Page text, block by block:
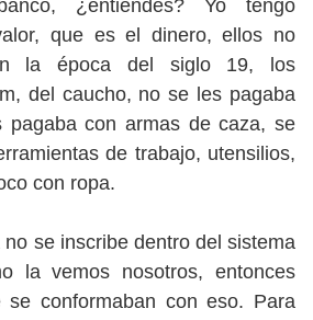
¿entiendes? Yo tengo
que es el dinero, ellos no
la época del siglo 19, los
del caucho, no se les pagaba
pagaba con armas de caza, se
de trabajo, utensilios,
con ropa.
se inscribe dentro del sistema
la vemos nosotros, entonces
se conformaban con eso. Para